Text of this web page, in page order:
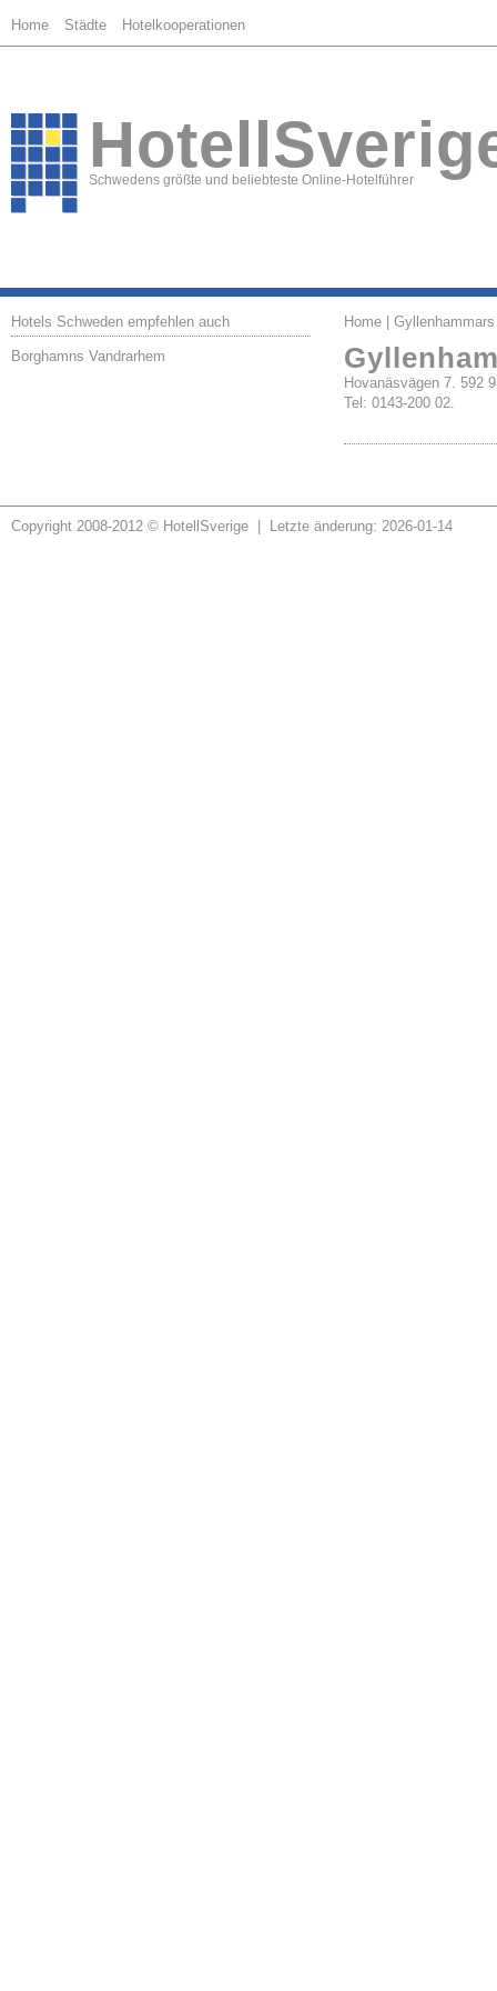
Home Städte Hotelkooperationen
Schwedens größte und beliebteste Online-Hotelführer
Hotels Schweden empfehlen auch
Borghamns Vandrarhem
Home |
Hovanäsvägen 7. 592
Tel: 0143-200 02.
Copyright 2008-2012 © HotellSverige | Letzte änderung: 2026-01-14